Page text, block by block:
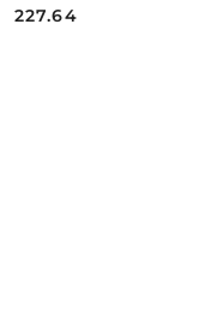
Cena:
227.64